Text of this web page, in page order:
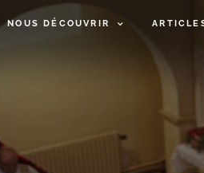
NOUS DÉCOUVRIR